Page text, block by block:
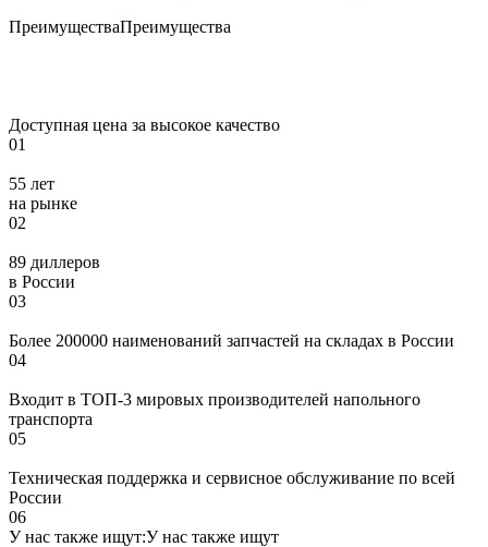
ПреимуществаПреимущества
Доступная цена за высокое качество
01
55 лет
на рынке
02
89 диллеров
в России
03
Более 200000 наименований запчастей на складах в России
04
Входит в ТОП-3 мировых производителей напольного
транспорта
05
Техническая поддержка и сервисное обслуживание по всей
России
06
У нас также ищут:У нас также ищут